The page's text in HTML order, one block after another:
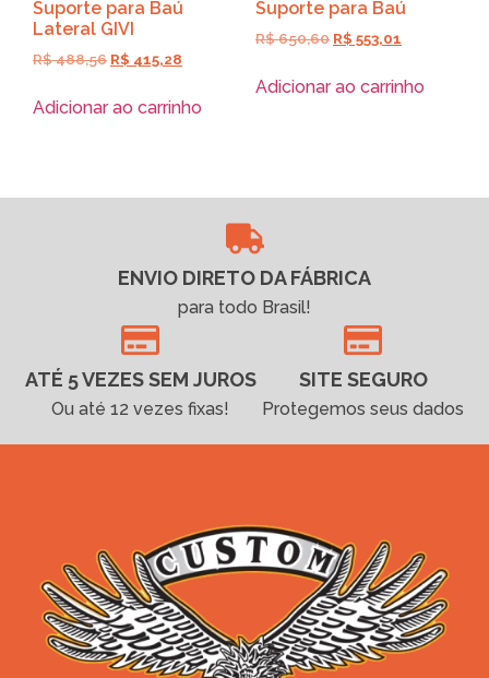
Suporte para Baú
Lateral GIVI
R$488,56 R$ 415,28
Adicionar ao carrinho
Suporte para Baú
R$650,60 R$ 553,01
Adicionar ao carrinho
ENVIO DIRETO DA FÁBRICA
para todo Brasil!
ATÉ 5 VEZES SEM JUROS
Ou até 12 vezes fixas!
SITE SEGURO
Protegemos seus dados